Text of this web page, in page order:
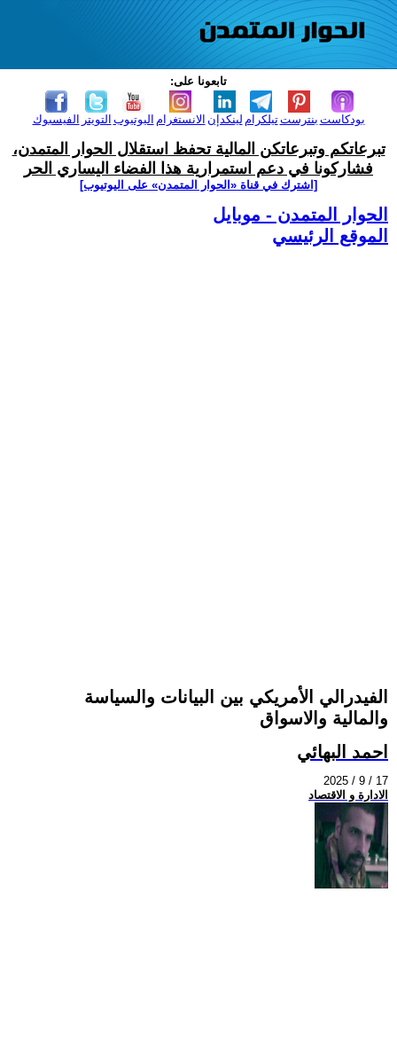
تابعونا على:
الفيسبوك التويتر اليوتيوب الانستغرام لينكدإن تيلكرامبنترست بودكاست
تبرعاتكم وتبرعاتكن المالية تحفظ استقلال الحوار المتمدن،
فشاركونا في دعم استمرارية هذا الفضاء اليساري الحر
[اشترك في قناة ‫«الحوار المتمدن» على اليوتيوب]
الحوار المتمدن - موبايل
الموقع الرئيسي
الفيدرالي الأمريكي بين البيانات والسياسة
والمالية والاسواق
احمد البهائي
2025 / 9 / 17
الادارة و الاقتصاد